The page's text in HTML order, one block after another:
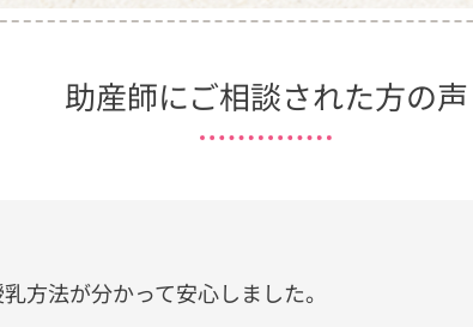
助産師にご相談された方の声
方法が分かって安心しました。